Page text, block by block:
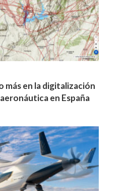
más en la digitalización
en España